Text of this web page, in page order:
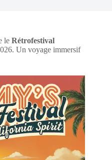
le Rétrofestival
Un voyage immersif